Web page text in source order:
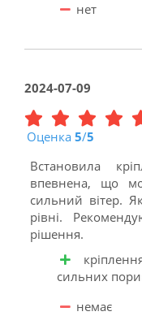
нет
2024-07-09
Оценка 5/5
Встановила
впевнена, що
сильний вітер.
рівні.
рішення.
сильних
немає